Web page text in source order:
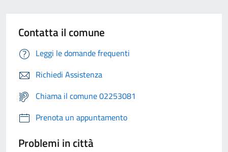
Contatta il comune
Leggi le domande frequenti
Richiedi Assistenza
Chiama il comune 02253081
Prenota un appuntamento
Problemi in città